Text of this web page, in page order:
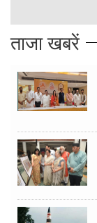
ताजा खबरें